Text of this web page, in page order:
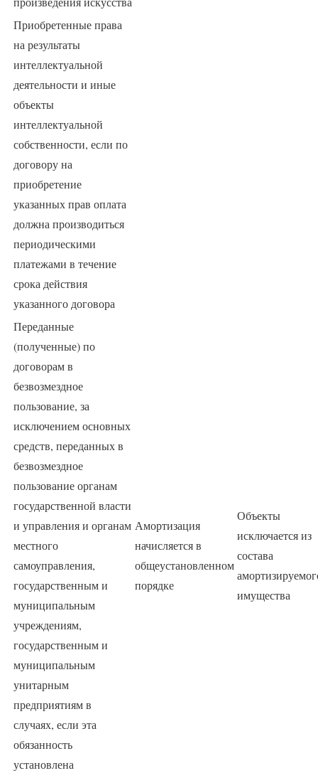
Приобретенные права
на результаты
интеллектуальной
деятельности и иные
объекты
интеллектуальной
собственности, если по
договору на
приобретение
указанных прав оплата
должна производиться
периодическими
платежами в течение
срока действия
указанного договора
Переданные
(полученные) по
договорам в
безвозмездное
пользование, за
исключением основных
средств, переданных в
безвозмездное
пользование органам
государственной власти
и управления и органам
местного
самоуправления,
государственным и
муниципальным
учреждениям,
государственным и
муниципальным
унитарным
предприятиям в
случаях, если эта
обязанность
установлена
Амортизация
начисляется в
общеустановленном
порядке
Объекты
исключается из
состава
имущества